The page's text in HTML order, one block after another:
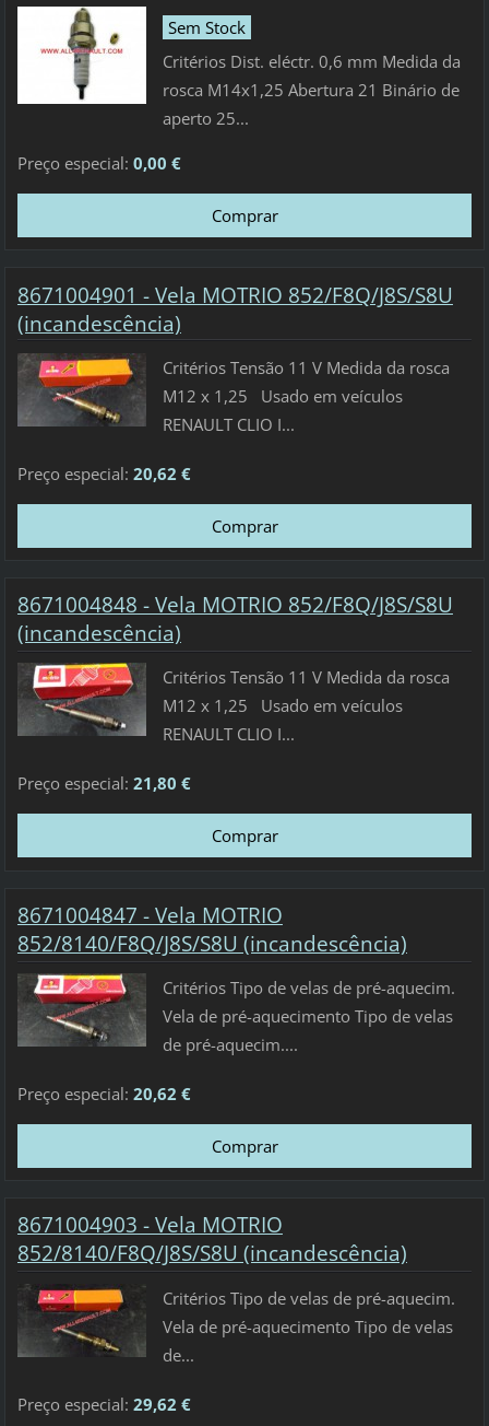
Sem Stock
Critérios Dist. eléctr. 0,6 mm Medida da
rosca M14x1,25 Abertura 21 Binário de
aperto 25...
Preço especial: 0,00 €
8671004901 - Vela MOTRIO 852/F8Q/J8S/S8U
(incandescência)
Critérios Tensão 11 V Medida da rosca
M12 x 1,25 Usado em veículos
RENAULT CLIO I...
Preço especial: 20,62 €
8671004848 - Vela MOTRIO 852/F8Q/J8S/S8U
(incandescência)
Critérios Tensão 11 V Medida da rosca
M12 x 1,25 Usado em veículos
RENAULT CLIO I...
Preço especial: 21,80 €
8671004847 - Vela MOTRIO
852/8140/F8Q/J8S/S8U (incandescência)
Critérios Tipo de velas de pré-aquecim.
Vela de pré-aquecimento Tipo de velas
de pré-aquecim....
Preço especial: 20,62 €
8671004903 - Vela MOTRIO
852/8140/F8Q/J8S/S8U (incandescência)
Critérios Tipo de velas de pré-aquecim.
Vela de pré-aquecimento Tipo de velas
de...
Preço especial: 29,62 €